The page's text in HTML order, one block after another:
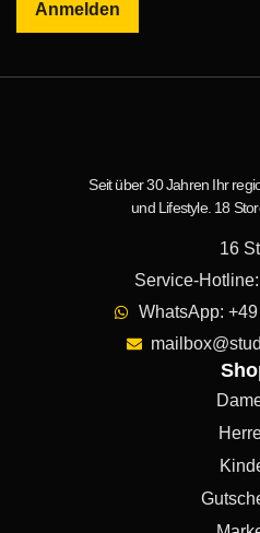
Anmelden
Seit über 30 Jahren Ihr
und Lifestyle. 18
16
Service-
WhatsApp: